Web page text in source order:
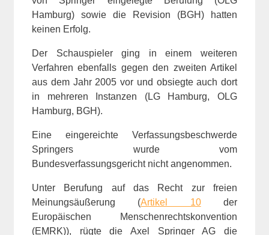
Hamburg) sowie die Revision (BGH) hatten
keinen Erfolg.
Der Schauspieler ging in einem weiteren
Verfahren ebenfalls gegen den zweiten Artikel
aus dem Jahr 2005 vor und obsiegte auch dort
in mehreren Instanzen (LG Hamburg, OLG
Hamburg, BGH).
Eine eingereichte Verfassungsbeschwerde
Springers wurde vom
Bundesverfassungsgericht nicht angenommen.
Unter Berufung auf das Recht zur freien
Meinungsäußerung (Artikel 10der
Europäischen Menschenrechtskonvention
(EMRK)), rügte die Axel Springer AG die